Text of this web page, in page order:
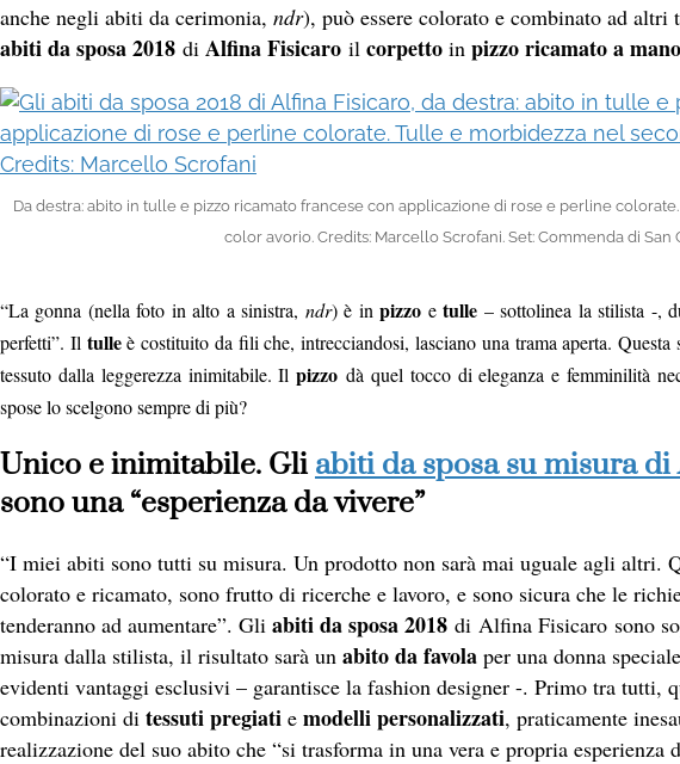
anche negli abiti da cerimonia, ndr), può essere colorato e combinato ad
abiti da sposa 2018 di Alfina Fisicaro il corpetto in pizzoricamato a mano
Da destra: abito in tulle e pizzo ricamato francese con applicazione di rose e perline
color avorio. Credits: Marcello Scrofani. Set: Commenda di San
“La gonna (nella foto in alto a sinistra, ndr) è inpizzo etulle – sottolinea la stilista -,
perfetti”. Il tulleè costituito da fili che, intrecciandosi, lasciano una trama aperta.
tessuto dalla leggerezza inimitabile. Ilpizzo dà quel tocco di eleganza e femminilità
spose lo scelgono sempre di più?
Unico e inimitabile. Gliabiti da sposa su misura
sono una “esperienza da vivere”
“I miei abiti sono tutti su misura. Un prodotto non sarà mai uguale agli altri.
colorato e ricamato, sono frutto di ricerche e lavoro, e sono sicura che le
tenderanno ad aumentare”. Gli abiti da sposa 2018 di Alfina Fisicaro sono
misura dalla stilista, il risultato sarà un abito da favola per una donna
evidenti vantaggi esclusivi – garantisce la fashion designer -. Primo tra tutti,
combinazioni di tessuti pregiati e modelli personalizzati, praticamente
realizzazione del suo abito che “si trasforma in una vera e propria esperienza